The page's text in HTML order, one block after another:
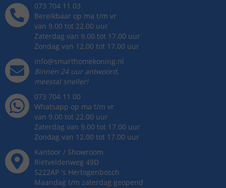
073 704 11 03
Bereikbaar op ma t/m vr
van 9.00 tot 22.00 uur
Zaterdag van 9.00 tot 17.00 uur
Zondag van 12.00 tot 17.00 uur
info@smarthomekoning.nl
Binnen 24 uur antwoord,
meestal sneller!
073 704 11 00
Whatsapp op ma t/m vr
van 9.00 tot 22.00 uur
Zaterdag van 9.00 tot 17.00 uur
Zondag van 12.00 tot 17.00 uur
Kantoor / Showroom
Rietveldenweg 49D
5222AP 's Hertogenbosch
Maandag t/m zaterdag geopend